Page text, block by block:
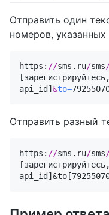
Отправить один
номеров, указанных
https: //sms.ru/sms
api_id] &to=
Отправить разный
https: //sms.ru/sms
api_id]